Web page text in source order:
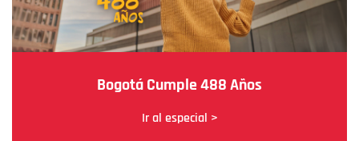
Bogotá Cumple 488 Años
Ir al especial >